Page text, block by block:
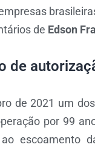
de Edson
de
de 2021 um
por 99
escoamento